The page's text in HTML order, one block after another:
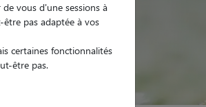
vous d'une sessions à
être pas adaptée à vos
certaines fonctionnalités
être pas.